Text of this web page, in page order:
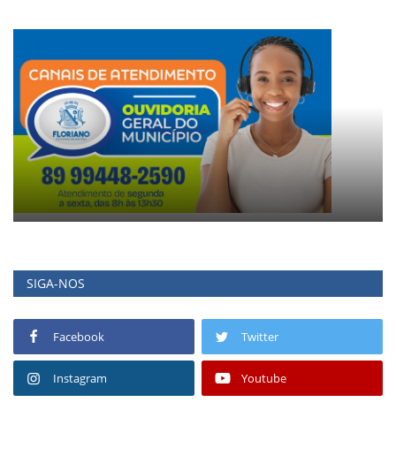
SIGA-NOS
Facebook Twitter
Instagram Youtube